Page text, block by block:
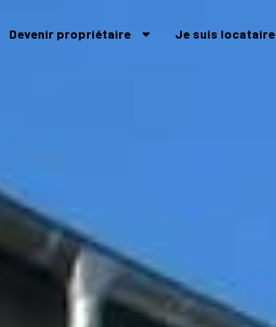
Devenir propriétaire Je suis locataire